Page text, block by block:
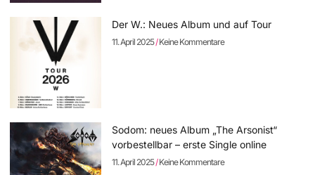
Der W.: Neues Album und auf Tour
11. April 2025 Keine Kommentare
Sodom: neues Album „The Arsonist“
vorbestellbar – erste Single online
11. April 2025 Keine Kommentare